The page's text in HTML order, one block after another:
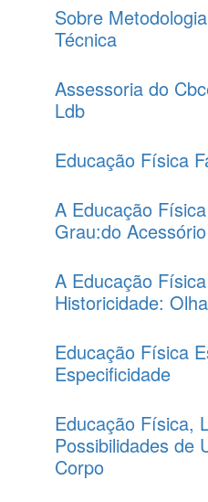
Sobre
Técnica
Assessoria do
Ldb
Educação Física
A Educação
Grau:do
A Educação
Historicidade:
Educação Física
Especificidade
Educação Física,
Possibilidades de
Corpo